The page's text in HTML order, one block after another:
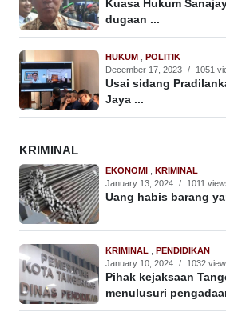
Kuasa Hukum
dugaan ...
HUKUM , POLITIK
December 17, 2023 / 1051
Usai sidang
Jaya ...
KRIMINAL
EKONOMI , KRIMINAL
January 13, 2024 / 1011
Uang habis barang
KRIMINAL , PENDIDIKAN
January 10, 2024 / 1032
Pihak kejaksaan
menulusuri